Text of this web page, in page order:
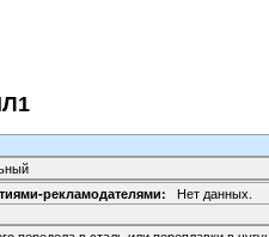
рекламодателями: Нет данных.